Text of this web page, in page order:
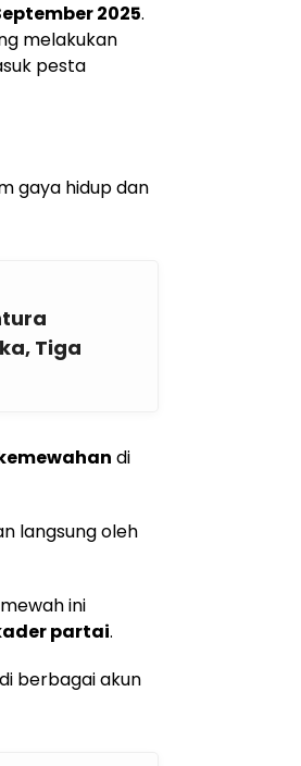
2025.
melakukan
pesta
gaya hidup dan
Tiga
di
langsung oleh
ini
partai.
berbagai akun